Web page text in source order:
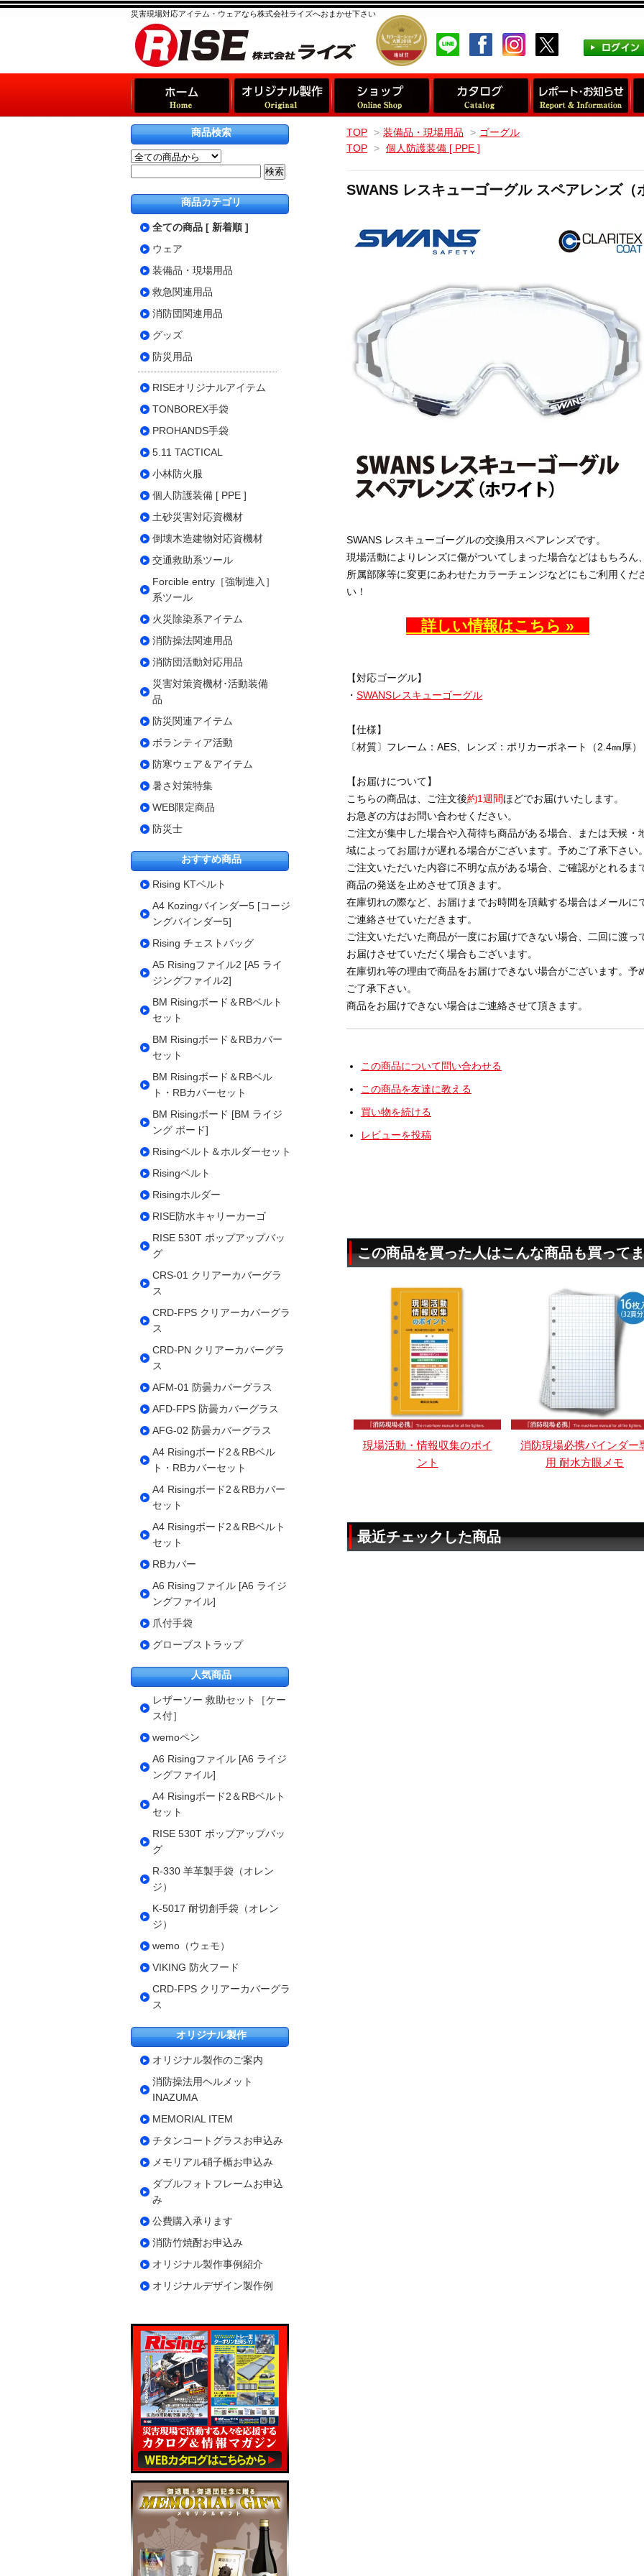
災害現場対応アイテム・ウェアなら株式会社ライズへおまかせ下さい
TOP > 装備品・現場用品 > ゴーグル
TOP > 個人防護装備 [ PPE ]
SWANS レスキューゴーグル スペアレンズ（
SWANS レスキューゴーグルの交換用スペアレンズです。
現場活動によりレンズに傷がついてしまった場合などはもちろん
所属部隊等に変更にあわせたカラーチェンジなどにもご利用くだ
い！
詳しい情報はこちら »
【対応ゴーグル】
・ SWANSレスキューゴーグル
【仕様】
〔材質〕フレーム：AES、レンズ：ポリカーボネート（2.4㎜厚）
【お届けについて】
こちらの商品は、ご注文後約1週間ほどでお届けいたします。
お急ぎの方はお問い合わせください。
ご注文が集中した場合や入荷待ち商品がある場合、または天候・
域によってお届けが遅れる場合がございます。予めご了承下さい
ご注文いただいた内容に不明な点がある場合、ご確認がとれるま
商品の発送を止めさせて頂きます。
在庫切れの際など、お届けまでお時間を頂戴する場合はメールに
ご連絡させていただきます。
ご注文いただいた商品が一度にお届けできない場合、二回に渡っ
お届けさせていただく場合もございます。
在庫切れ等の理由で商品をお届けできない場合がございます。予
ご了承下さい。
商品をお届けできない場合はご連絡させて頂きます。
この商品について問い合わせる
この商品を友達に教える
買い物を続ける
レビューを投稿
この商品を買った人はこんな商品も買って
現場活動・情報収集のポイ
ント
消防現場必携バインダー
用 耐水方眼メモ
最近チェックした商品
商品検索
商品カテゴリ
全ての商品 [ 新着順 ]
ウェア
装備品・現場用品
救急関連用品
消防団関連用品
グッズ
防災用品
RISEオリジナルアイテム
TONBOREX手袋
PROHANDS手袋
5.11 TACTICAL
小林防火服
個人防護装備 [ PPE ]
土砂災害対応資機材
倒壊木造建物対応資機材
交通救助系ツール
Forcible entry［強制進入］
系ツール
火災除染系アイテム
消防操法関連用品
消防団活動対応用品
災害対策資機材･活動装備
品
防災関連アイテム
ボランティア活動
防寒ウェア＆アイテム
暑さ対策特集
WEB限定商品
防災士
おすすめ商品
Rising KTベルト
A4 Kozingバインダー5 [コージ
ングバインダー5]
Rising チェストバッグ
A5 Risingファイル2 [A5 ライ
ジングファイル2]
BM Risingボード＆RBベルト
セット
BM Risingボード＆RBカバー
セット
BM Risingボード＆RBベル
ト・RBカバーセット
BM Risingボード [BM ライジ
ング ボード]
Risingベルト＆ホルダーセット
Risingベルト
Risingホルダー
RISE防水キャリーカーゴ
RISE 530T ポップアップバッ
グ
CRS-01 クリアーカバーグラ
ス
CRD-FPS クリアーカバーグラ
ス
CRD-PN クリアーカバーグラ
ス
AFM-01 防曇カバーグラス
AFD-FPS 防曇カバーグラス
AFG-02 防曇カバーグラス
A4 Risingボード2＆RBベル
ト・RBカバーセット
A4 Risingボード2＆RBカバー
セット
A4 Risingボード2＆RBベルト
セット
RBカバー
A6 Risingファイル [A6 ライジ
ングファイル]
爪付手袋
グローブストラップ
人気商品
レザーソー 救助セット［ケー
ス付］
wemoペン
A6 Risingファイル [A6 ライジ
ングファイル]
A4 Risingボード2＆RBベルト
セット
RISE 530T ポップアップバッ
グ
R-330 羊革製手袋（オレン
ジ）
K-5017 耐切創手袋（オレン
ジ）
wemo（ウェモ）
VIKING 防火フード
CRD-FPS クリアーカバーグラ
ス
オリジナル製作
オリジナル製作のご案内
消防操法用ヘルメット
INAZUMA
MEMORIAL ITEM
チタンコートグラスお申込み
メモリアル硝子楯お申込み
ダブルフォトフレームお申込
み
公費購入承ります
消防竹焼酎お申込み
オリジナル製作事例紹介
オリジナルデザイン製作例